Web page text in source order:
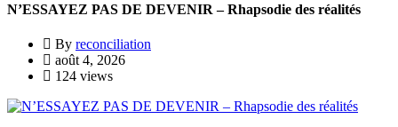
N’ESSAYEZ PAS DE DEVENIR – Rhapsodie des réalités
By reconciliation
août 4, 2026
124 views